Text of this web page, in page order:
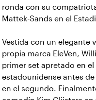
ronda con su
Mattek-Sands en el
Vestida con un elegante
propia marca EleVen,
primer set apretado en
estadounidense antes
en el segundo.